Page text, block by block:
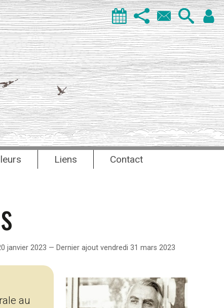
Liens Contact
janvier 2023 — Dernier ajout vendredi 31 mars 2023
au